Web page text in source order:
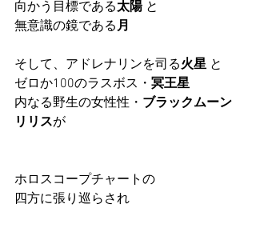
向かう目標である太陽 と
無意識の鏡である月
そして、アドレナリンを司る火星 と
ゼロか100のラスボス・ 冥王星
内なる野生の女性性・ ブラックムーン
リリスが
ホロスコープチャートの
四方に張り巡らされ